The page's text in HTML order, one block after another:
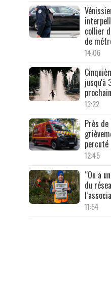
collier
de
14:06
jusqu'à
13:22
Près
percuté
12:45
“On a
du
11:54